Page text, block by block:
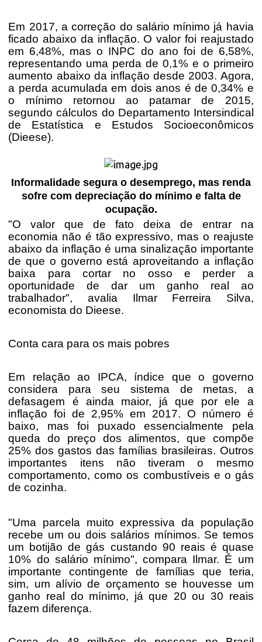
Em 2017, a correção do salário mínimo já havia
ficado abaixo da inflação. O valor foi reajustado
em 6,48%, mas o INPC do ano foi de 6,58%,
representando uma perda de 0,1% e o primeiro
aumento abaixo da inflação desde 2003. Agora,
a perda acumulada em dois anos é de 0,34% e
o mínimo retornou ao patamar de 2015,
segundo cálculos do Departamento Intersindical
de Estatística e Estudos Socioeconômicos
(Dieese).
Informalidade segura o desemprego, mas renda
sofre com depreciação do mínimo e falta de
ocupação.
"O valor que de fato deixa de entrar na
economia não é tão expressivo, mas o reajuste
abaixo da inflação é uma sinalização importante
de que o governo está aproveitando a inflação
baixa para cortar no osso e perder a
oportunidade de dar um ganho real ao
trabalhador", avalia Ilmar Ferreira Silva,
economista do Dieese.
Conta cara para os mais pobres
Em relação ao IPCA, índice que o governo
considera para seu sistema de metas, a
defasagem é ainda maior, já que por ele a
inflação foi de 2,95% em 2017. O número é
baixo, mas foi puxado essencialmente pela
queda do preço dos alimentos, que compõe
25% dos gastos das famílias brasileiras. Outros
importantes itens não tiveram o mesmo
comportamento, como os combustíveis e o gás
de cozinha.
"Uma parcela muito expressiva da população
recebe um ou dois salários mínimos. Se temos
um botijão de gás custando 90 reais é quase
10% do salário mínimo", compara Ilmar. É um
importante contingente de famílias que teria,
sim, um alívio de orçamento se houvesse um
ganho real do mínimo, já que 20 ou 30 reais
fazem diferença.